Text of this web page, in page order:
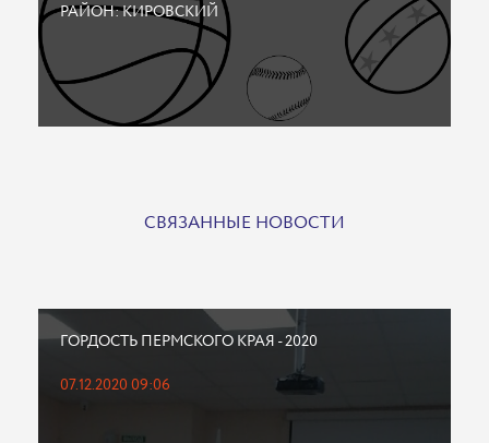
РАЙОН: КИРОВСКИЙ
СВЯЗАННЫЕ НОВОСТИ
ГОРДОСТЬ ПЕРМСКОГО КРАЯ - 2020
07.12.2020 09:06